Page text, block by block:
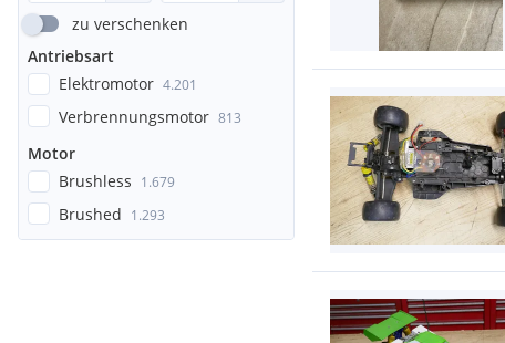
zu verschenken
Antriebsart
Elektromotor 4.201
Verbrennungsmotor 813
Motor
Brushless 1.679
Brushed 1.293